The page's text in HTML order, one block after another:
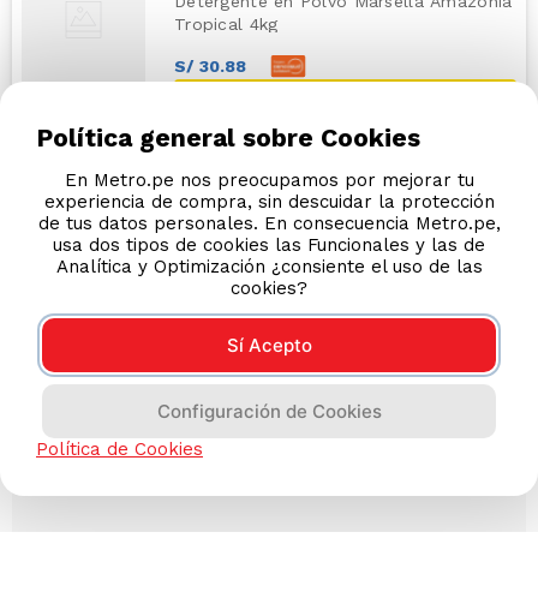
Tropical 4kg
S/ 30.88
Política general sobre Cookies
En Metro.pe nos preocupamos por mejorar tu
experiencia de compra, sin descuidar la protección
de tus datos personales. En consecuencia Metro.pe,
usa dos tipos de cookies las Funcionales y las de
Analítica y Optimización ¿consiente el uso de las
cookies?
Sí Acepto
Configuración de Cookies
Política de Cookies